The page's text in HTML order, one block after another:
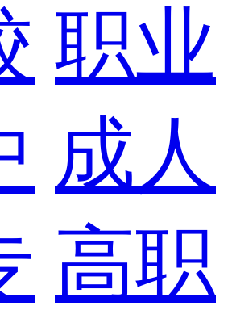
职业
成人
高职